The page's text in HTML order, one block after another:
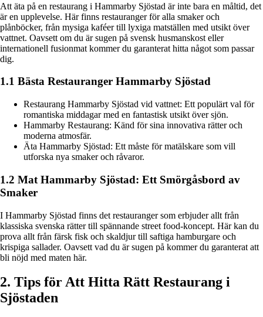
Att äta på en restaurang i Hammarby Sjöstad är inte bara en måltid, det
är en upplevelse. Här finns restauranger för alla smaker och
plånböcker, från mysiga kaféer till lyxiga matställen med utsikt över
vattnet. Oavsett om du är sugen på svensk husmanskost eller
internationell fusionmat kommer du garanterat hitta något som passar
dig.
1.1 Bästa Restauranger Hammarby Sjöstad
Restaurang Hammarby Sjöstad vid vattnet: Ett populärt val för
romantiska middagar med en fantastisk utsikt över sjön.
Hammarby Restaurang: Känd för sina innovativa rätter och
moderna atmosfär.
Äta Hammarby Sjöstad: Ett måste för matälskare som vill
utforska nya smaker och råvaror.
1.2 Mat Hammarby Sjöstad: Ett Smörgåsbord av
Smaker
I Hammarby Sjöstad finns det restauranger som erbjuder allt från
klassiska svenska rätter till spännande street food-koncept. Här kan du
prova allt från färsk fisk och skaldjur till saftiga hamburgare och
krispiga sallader. Oavsett vad du är sugen på kommer du garanterat att
bli nöjd med maten här.
2. Tips för Att Hitta Rätt Restaurang i
Sjöstaden